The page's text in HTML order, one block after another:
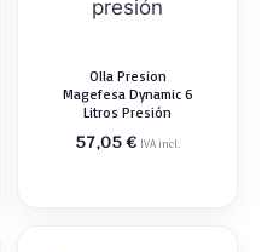
Olla Presion
Magefesa Dynamic 6
Litros Presión
57,05€ IVA incl.